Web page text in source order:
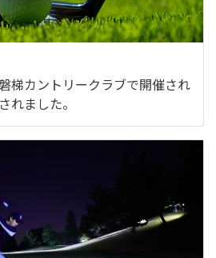
梯カントリークラブで開催され
れました。